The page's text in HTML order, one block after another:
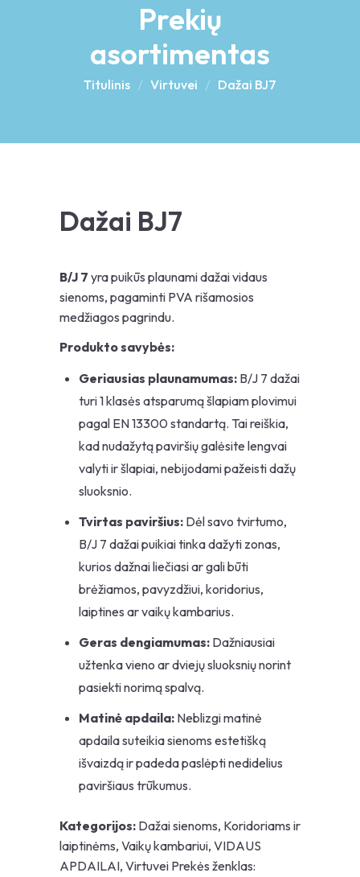
Prekių
asortimentas
Titulinis Virtuvei Dažai BJ7
Dažai BJ7
B/J 7 yra puikūs plaunami dažai vidaus
sienoms, pagaminti PVA rišamosios
medžiagos pagrindu.
Produkto savybės:
Geriausias plaunamumas: B/J 7 dažai
turi 1 klasės atsparumą šlapiam plovimui
pagal EN 13300 standartą. Tai reiškia,
kad nudažytą paviršių galėsite lengvai
valyti ir šlapiai, nebijodami pažeisti dažų
sluoksnio.
Tvirtas paviršius: Dėl savo tvirtumo,
B/J 7 dažai puikiai tinka dažyti zonas,
kurios dažnai liečiasi ar gali būti
brėžiamos, pavyzdžiui, koridorius,
laiptines ar vaikų kambarius.
Geras dengiamumas: Dažniausiai
užtenka vieno ar dviejų sluoksnių norint
pasiekti norimą spalvą.
Matinė apdaila: Neblizgi matinė
apdaila suteikia sienoms estetišką
išvaizdą ir padeda paslėpti nedidelius
paviršiaus trūkumus.
Kategorijos: Dažai sienoms, Koridoriams ir
laiptinėms, Vaikų kambariui, VIDAUS
APDAILAI, Virtuvei Prekės ženklas: